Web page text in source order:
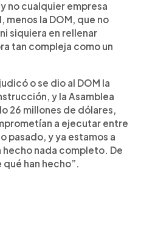
no cualquier empresa
la DOM, que no
siquiera en rellenar
tan compleja como un
o se dio al DOM la
y la Asamblea
26 millones de dólares,
a ejecutar entre
pasado, y ya estamos a
hecho nada completo. De
qué han hecho”.